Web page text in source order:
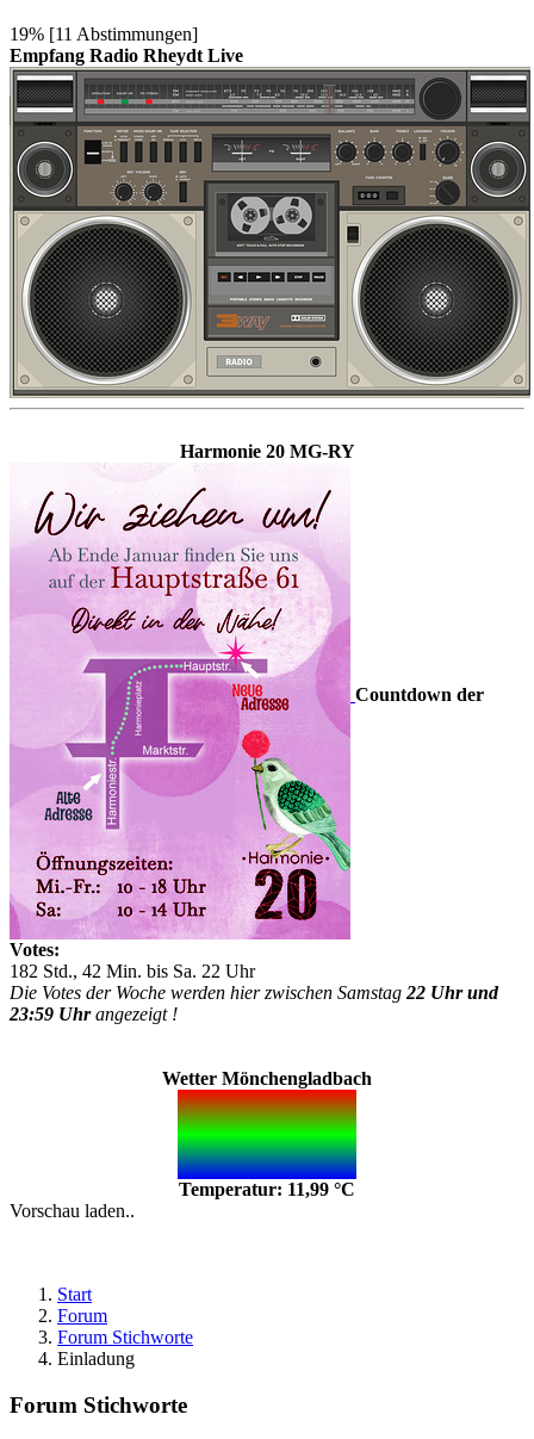
19% [11 Abstimmungen]
Empfang Radio Rheydt Live
Harmonie 20 MG-RY
Countdown der
Votes:
182 Std., 42 Min. bis Sa. 22 Uhr
Die Votes der Woche werden hier zwischen Samstag 22 Uhr und
23:59 Uhrangezeigt !
Wetter Mönchengladbach
Temperatur: 11,99 °C
Vorschau laden..
Start
Forum
Forum Stichworte
Einladung
Forum Stichworte